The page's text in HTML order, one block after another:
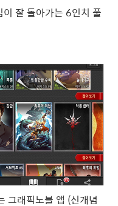
잘 돌아가는 6인치 풀
그래픽노블 앱 (신개념